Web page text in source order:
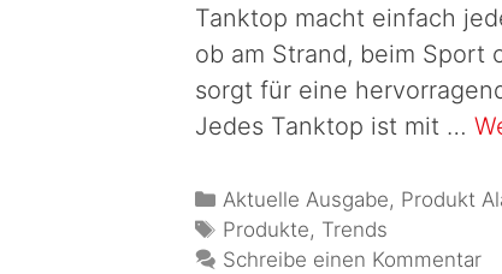
Tanktop macht einfach
ob am Strand, beim Sport
sorgt für eine
Jedes Tanktop ist mit …
Aktuelle Ausgabe, Produkt
Produkte, Trends
Schreibe einen Kommentar